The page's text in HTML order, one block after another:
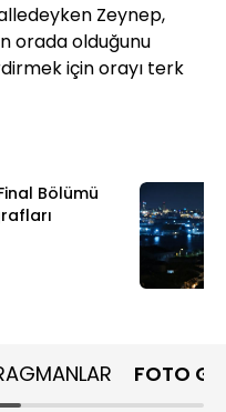
Zeynep,
orada olduğunu
için orayı terk
Bölümü
FOTO